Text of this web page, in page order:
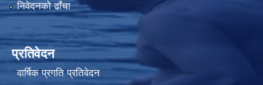
निवेदनको ढाँचा
प्रतिवेदन
वार्षिक प्रगति प्रतिवेदन